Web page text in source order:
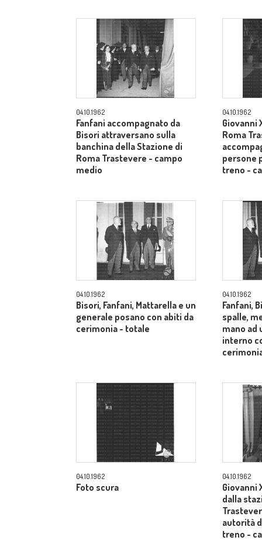
04.10.1962
Fanfani accompagnato da
Bisori attraversano sulla
banchina della Stazione di
Roma Trastevere - campo
medio
04.10.1962
Giovanni
Roma
persone
treno -
04.10.1962
Bisori, Fanfani, Mattarella e un
generale posano con abiti da
cerimonia - totale
04.10.1962
Fanfani,
spalle,
mano ad
interno
04.10.1962
Foto scura
04.10.1962
Giovanni
dalla
autorità
treno -